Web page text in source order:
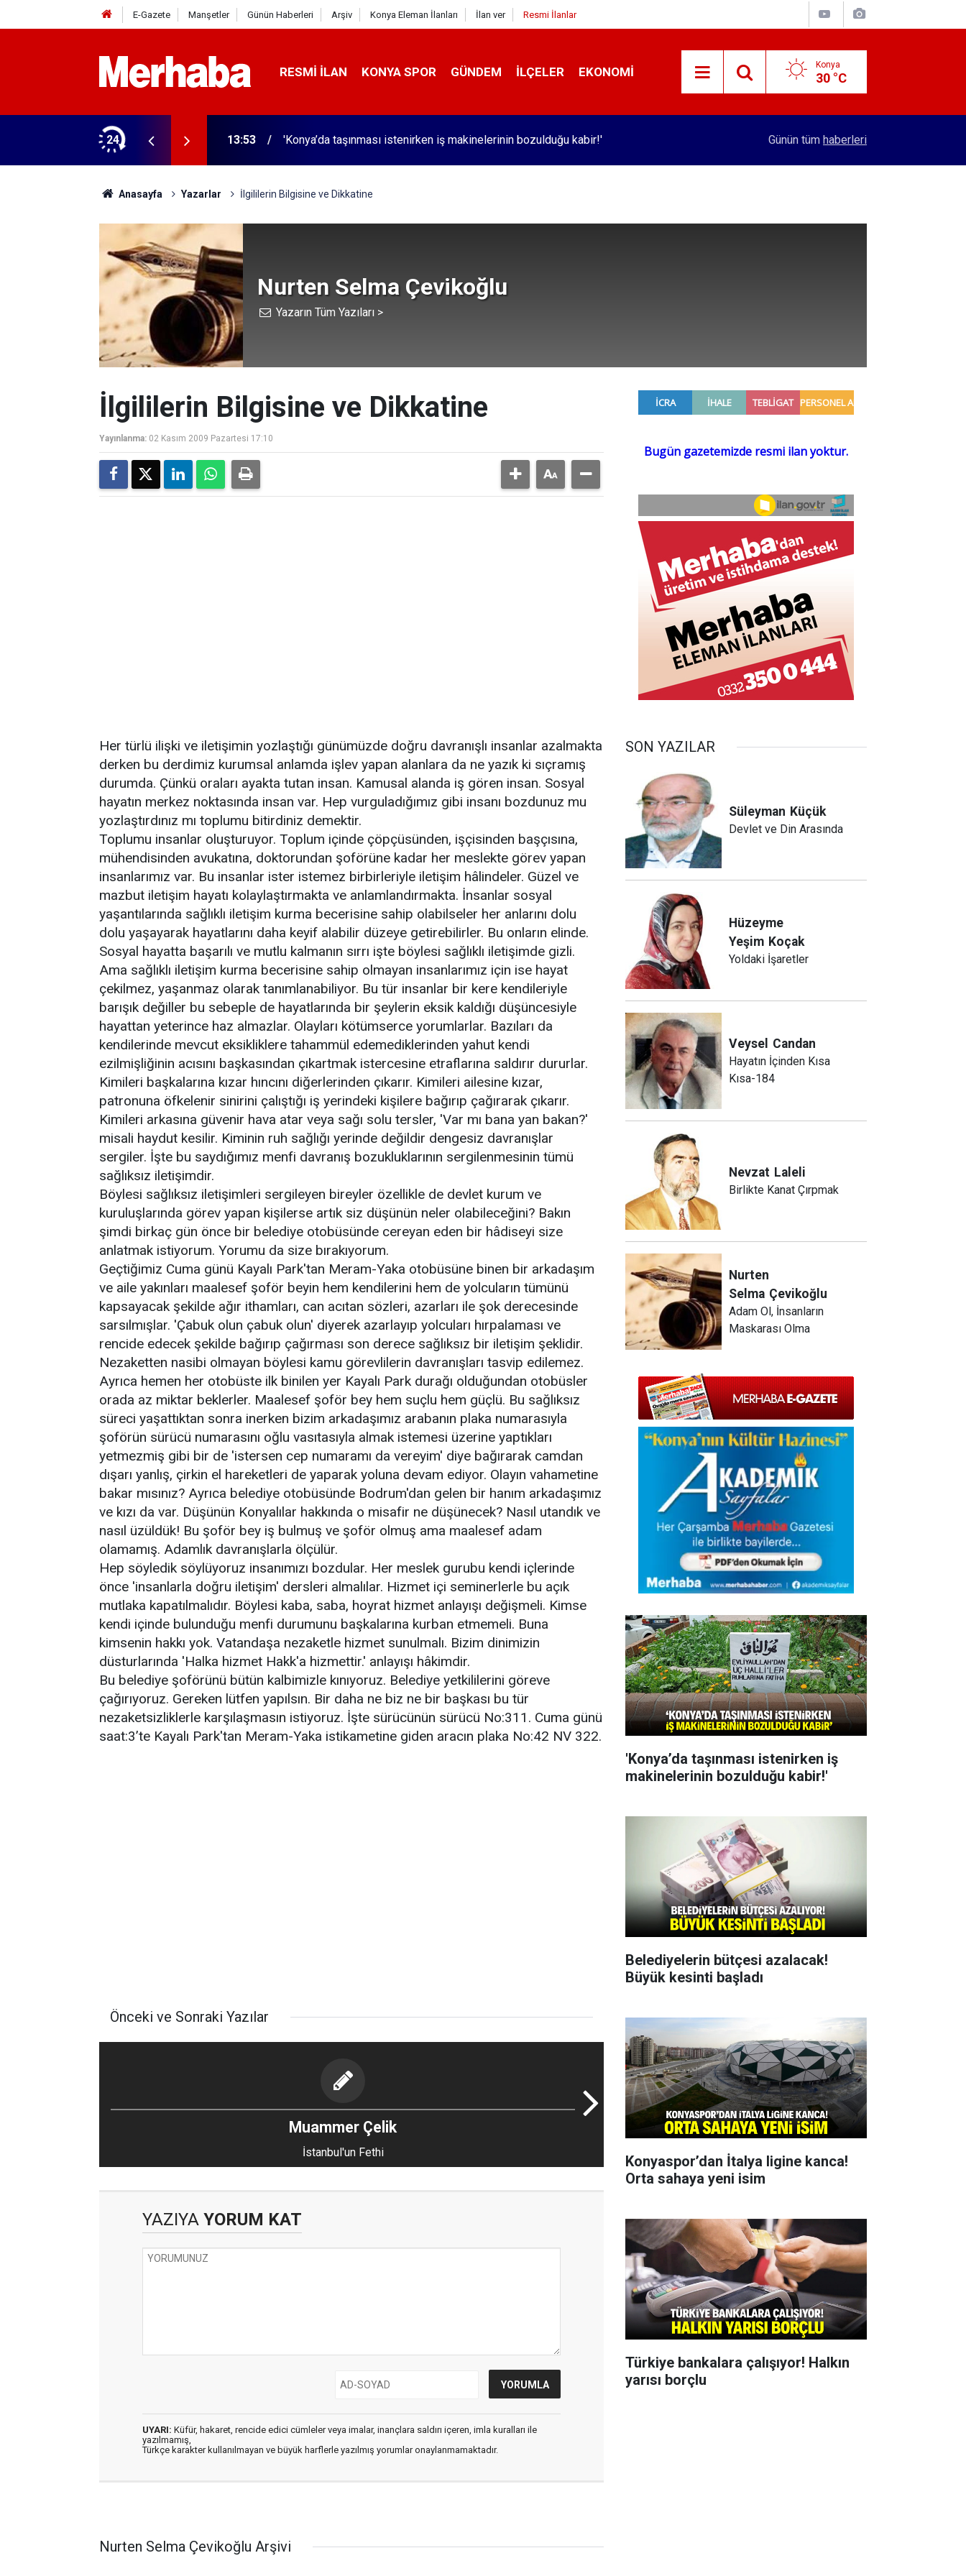
E-Gazete Manşetler Günün Haberleri Arşiv Konya Eleman İlanları İlan ver Resmi İlanlar
RESMI İLAN KONYA SPOR GÜNDEM İLÇELER EKONOMI Konya
30 °C
24 13:53 'Konya’da taşınması istenirken iş makinelerinin bozulduğu kabir!' Devlet ve Din Arasında
Günün tüm haberleri
Anasayfa Yazarlar İlgililerin Bilgisine ve Dikkatine
Nurten Selma Çevikoğlu
Yazarın Tüm Yazıları >
İlgililerin Bilgisine ve Dikkatine
Yayınlanma: 02 Kasım 2009 Pazartesi 17:10
Her türlü ilişki ve iletişimin yozlaştığı günümüzde doğru davranışlı insanlar azalmakta
derken bu derdimiz kurumsal anlamda işlev yapan alanlara da ne yazık ki sıçramış
durumda. Çünkü oraları ayakta tutan insan. Kamusal alanda iş gören insan. Sosyal
hayatın merkez noktasında insan var. Hep vurguladığımız gibi insanı bozdunuz mu
yozlaştırdınız mı toplumu bitirdiniz demektir.
Toplumu insanlar oluşturuyor. Toplum içinde çöpçüsünden, işçisinden başçısına,
mühendisinden avukatına, doktorundan şoförüne kadar her meslekte görev yapan
insanlarımız var. Bu insanlar ister istemez birbirleriyle iletişim hâlindeler. Güzel ve
mazbut iletişim hayatı kolaylaştırmakta ve anlamlandırmakta. İnsanlar sosyal
yaşantılarında sağlıklı iletişim kurma becerisine sahip olabilseler her anlarını dolu
dolu yaşayarak hayatlarını daha keyif alabilir düzeye getirebilirler. Bu onların elinde.
Sosyal hayatta başarılı ve mutlu kalmanın sırrı işte böylesi sağlıklı iletişimde gizli.
Ama sağlıklı iletişim kurma becerisine sahip olmayan insanlarımız için ise hayat
çekilmez, yaşanmaz olarak tanımlanabiliyor. Bu tür insanlar bir kere kendileriyle
barışık değiller bu sebeple de hayatlarında bir şeylerin eksik kaldığı düşüncesiyle
hayattan yeterince haz almazlar. Olayları kötümserce yorumlarlar. Bazıları da
kendilerinde mevcut eksikliklere tahammül edemediklerinden yahut kendi
ezilmişliğinin acısını başkasından çıkartmak istercesine etraflarına saldırır dururlar.
Kimileri başkalarına kızar hıncını diğerlerinden çıkarır. Kimileri ailesine kızar,
patronuna öfkelenir sinirini çalıştığı iş yerindeki kişilere bağırıp çağırarak çıkarır.
Kimileri arkasına güvenir hava atar veya sağı solu tersler, 'Var mı bana yan bakan?'
misali haydut kesilir. Kiminin ruh sağlığı yerinde değildir dengesiz davranışlar
sergiler. İşte bu saydığımız menfi davranış bozukluklarının sergilenmesinin tümü
sağlıksız iletişimdir.
Böylesi sağlıksız iletişimleri sergileyen bireyler özellikle de devlet kurum ve
kuruluşlarında görev yapan kişilerse artık siz düşünün neler olabileceğini? Bakın
şimdi birkaç gün önce bir belediye otobüsünde cereyan eden bir hâdiseyi size
anlatmak istiyorum. Yorumu da size bırakıyorum.
Geçtiğimiz Cuma günü Kayalı Park'tan Meram-Yaka otobüsüne binen bir arkadaşım
ve aile yakınları maalesef şoför beyin hem kendilerini hem de yolcuların tümünü
kapsayacak şekilde ağır ithamları, can acıtan sözleri, azarları ile şok derecesinde
sarsılmışlar. 'Çabuk olun çabuk olun' diyerek azarlayıp yolcuları hırpalaması ve
rencide edecek şekilde bağırıp çağırması son derece sağlıksız bir iletişim şeklidir.
Nezaketten nasibi olmayan böylesi kamu görevlilerin davranışları tasvip edilemez.
Ayrıca hemen her otobüste ilk binilen yer Kayalı Park durağı olduğundan otobüsler
orada az miktar beklerler. Maalesef şoför bey hem suçlu hem güçlü. Bu sağlıksız
süreci yaşattıktan sonra inerken bizim arkadaşımız arabanın plaka numarasıyla
şoförün sürücü numarasını oğlu vasıtasıyla almak istemesi üzerine yaptıkları
yetmezmiş gibi bir de 'istersen cep numaramı da vereyim' diye bağırarak camdan
dışarı yanlış, çirkin el hareketleri de yaparak yoluna devam ediyor. Olayın vahametine
bakar mısınız? Ayrıca belediye otobüsünde Bodrum'dan gelen bir hanım arkadaşımız
ve kızı da var. Düşünün Konyalılar hakkında o misafir ne düşünecek? Nasıl utandık ve
nasıl üzüldük! Bu şoför bey iş bulmuş ve şoför olmuş ama maalesef adam
olamamış. Adamlık davranışlarla ölçülür.
Hep söyledik söylüyoruz insanımızı bozdular. Her meslek gurubu kendi içlerinde
önce 'insanlarla doğru iletişim' dersleri almalılar. Hizmet içi seminerlerle bu açık
mutlaka kapatılmalıdır. Böylesi kaba, saba, hoyrat hizmet anlayışı değişmeli. Kimse
kendi içinde bulunduğu menfi durumunu başkalarına kurban etmemeli. Buna
kimsenin hakkı yok. Vatandaşa nezaketle hizmet sunulmalı. Bizim dinimizin
düsturlarında 'Halka hizmet Hakk'a hizmettir.' anlayışı hâkimdir.
Bu belediye şoförünü bütün kalbimizle kınıyoruz. Belediye yetkililerini göreve
çağırıyoruz. Gereken lütfen yapılsın. Bir daha ne biz ne bir başkası bu tür
nezaketsizliklerle karşılaşmasın istiyoruz. İşte sürücünün sürücü No:311. Cuma günü
saat:3’te Kayalı Park'tan Meram-Yaka istikametine giden aracın plaka No:42 NV 322.
Önceki ve Sonraki Yazılar
Muammer Çelik
İstanbul'un Fethi
YAZIYA YORUM KAT
UYARI: Küfür, hakaret, rencide edici cümleler veya imalar, inançlara saldırı içeren, imla kuralları ile
yazılmamış,
Türkçe karakter kullanılmayan ve büyük harflerle yazılmış yorumlar onaylanmamaktadır.
Nurten Selma Çevikoğlu Arşivi
SON YAZILAR
Süleyman Küçük
Devlet ve Din Arasında
Hüzeyme
Yeşim Koçak
Yoldaki İşaretler
Veysel Candan
Hayatın İçinden Kısa
Kısa-184
Nevzat Laleli
Birlikte Kanat Çırpmak
Nurten
Selma Çevikoğlu
Adam Ol, İnsanların
Maskarası Olma
'Konya’da taşınması istenirken iş
makinelerinin bozulduğu kabir!'
Belediyelerin bütçesi azalacak!
Büyük kesinti başladı
Konyaspor’dan İtalya ligine kanca!
Orta sahaya yeni isim
Türkiye bankalara çalışıyor! Halkın
yarısı borçlu